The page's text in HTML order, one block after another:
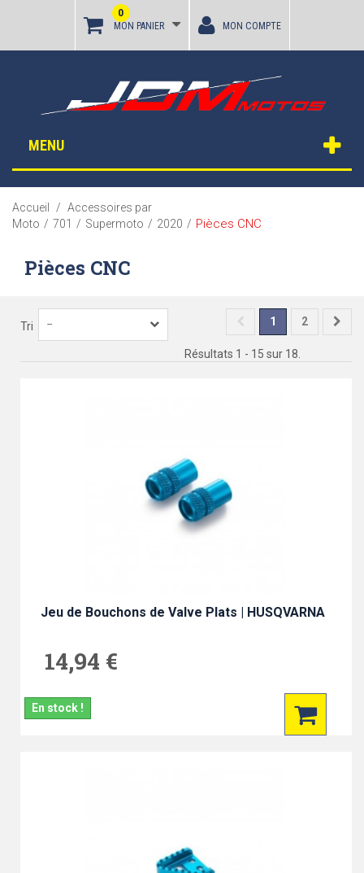
MON PANIER
0
MON COMPTE
MENU
Accueil / Accessoires par
Moto / 701 / Supermoto / 2020 / Pièces CNC
Pièces CNC
Tri -- 1 2
Résultats 1 - 15 sur 18.
Jeu de Bouchons de Valve Plats | HUSQVARNA
14,94 €
En stock !